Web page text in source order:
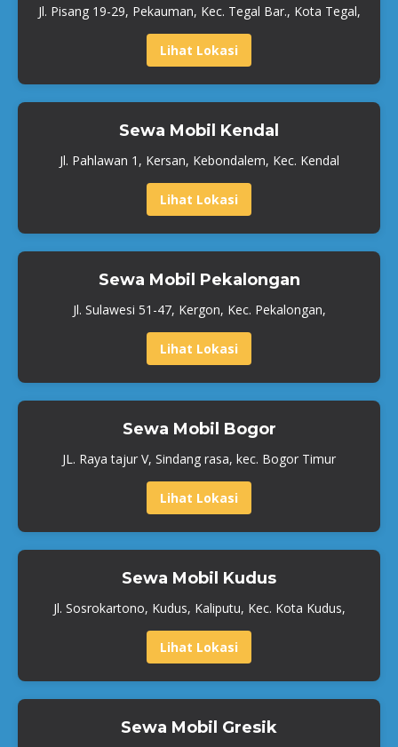
Jl. Pisang 19-29, Pekauman, Kec. Tegal Bar., Kota Tegal,
Lihat Lokasi
Sewa Mobil Kendal
Jl. Pahlawan 1, Kersan, Kebondalem, Kec. Kendal
Lihat Lokasi
Sewa Mobil Pekalongan
Jl. Sulawesi 51-47, Kergon, Kec. Pekalongan,
Lihat Lokasi
Sewa Mobil Bogor
JL. Raya tajur V, Sindang rasa, kec. Bogor Timur
Lihat Lokasi
Sewa Mobil Kudus
Jl. Sosrokartono, Kudus, Kaliputu, Kec. Kota Kudus,
Lihat Lokasi
Sewa Mobil Gresik